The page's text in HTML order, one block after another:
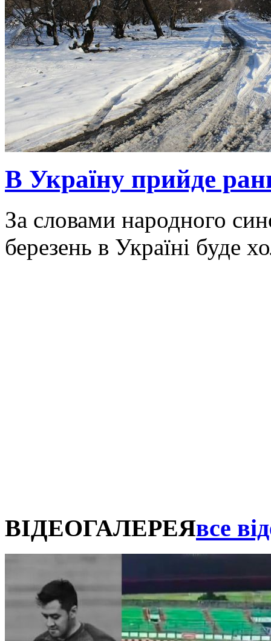
В Україну прийде
За словами народного
березень в Україні буде
ВІДЕОГАЛЕРЕЯвсе